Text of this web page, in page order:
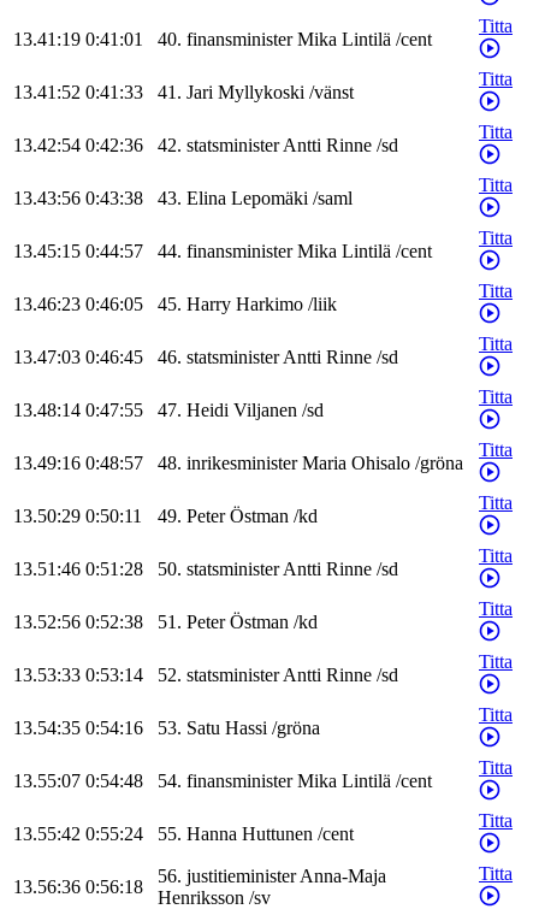
13.41:19 0:41:01 40. finansminister Mika Lintilä /cent
Titta
13.41:52 0:41:33 41. Jari Myllykoski /vänst
Titta
13.42:54 0:42:36 42. statsministerAntti Rinne /sd
Titta
13.43:56 0:43:38 43. Elina Lepomäki /saml
Titta
13.45:15 0:44:57 44. finansminister Mika Lintilä /cent
Titta
13.46:23 0:46:05 45. Harry Harkimo /liik
Titta
13.47:03 0:46:45 46. statsministerAntti Rinne /sd
Titta
13.48:14 0:47:55 47. Heidi Viljanen /sd
Titta
13.49:16 0:48:57 48. inrikesminister Maria Ohisalo /gröna
Titta
13.50:29 0:50:11 49. Peter Östman /kd
Titta
13.51:46 0:51:28 50. statsministerAntti Rinne /sd
Titta
13.52:56 0:52:38 51. Peter Östman /kd
Titta
13.53:33 0:53:14 52. statsministerAntti Rinne /sd
Titta
13.54:35 0:54:16 53. Satu Hassi /gröna
Titta
13.55:07 0:54:48 54. finansminister Mika Lintilä /cent
Titta
13.55:42 0:55:24 55. Hanna Huttunen /cent
Titta
13.56:36 0:56:18
56. justitieministerAnna-Maja
Henriksson /sv
Titta